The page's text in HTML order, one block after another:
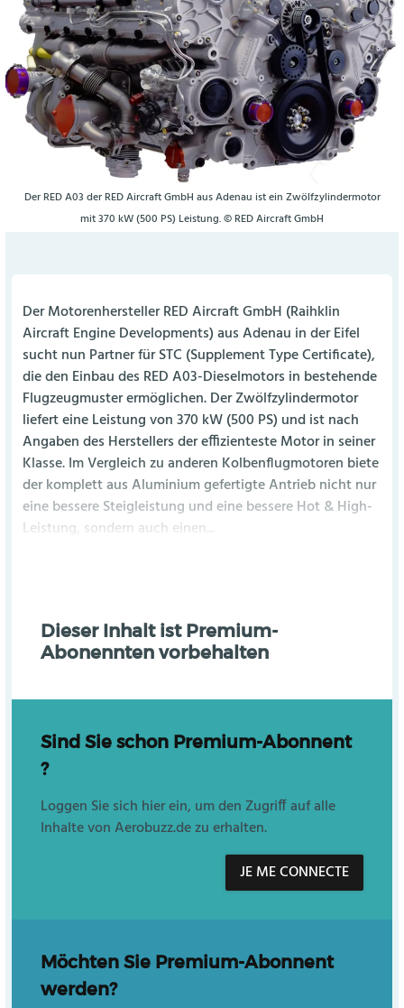
Der RED A03 der RED Aircraft GmbH aus Adenau ist ein Zwölfzylindermotor
mit 370 kW (500 PS) Leistung. © RED Aircraft GmbH
Der Motorenhersteller RED Aircraft GmbH (Raihklin
Aircraft Engine Developments) aus Adenau in der Eifel
sucht nun Partner für STC (Supplement Type Certificate),
die den Einbau des RED A03-Dieselmotors in bestehende
Flugzeugmuster ermöglichen. Der Zwölfzylindermotor
liefert eine Leistung von 370 kW (500 PS) und ist nach
Angaben des Herstellers der effizienteste Motor in seiner
Klasse. Im Vergleich zu anderen Kolbenflugmotoren biete
der komplett aus Aluminium gefertigte Antrieb nicht nur
eine bessere Steigleistung und eine bessere Hot & High-
Leistung, sondern auch einen...
Dieser Inhalt ist Premium-
Abonennten vorbehalten
Sind Sie schon Premium-Abonnent
?
Loggen Sie sich hier ein, um den Zugriff auf alle
Inhalte von Aerobuzz.de zu erhalten.
JE ME CONNECTE
Möchten Sie Premium-Abonnent
werden?